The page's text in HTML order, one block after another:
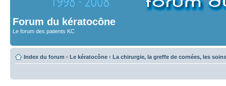
Forum du kératocône
Le forum des patients KC
Index du forum ‹ Le kératocône ‹ La chirurgie, la greffe de cornées, les